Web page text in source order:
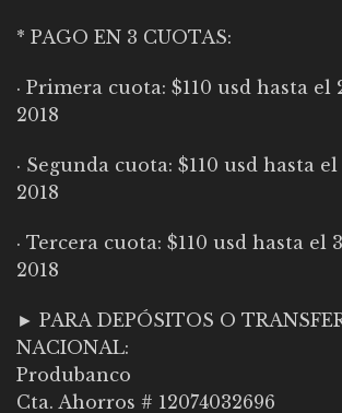
* PAGO EN 3 CUOTAS:
· Primera cuota: $110 usd hasta el
2018
· Segunda cuota: $110 usd hasta
2018
· Tercera cuota: $110 usd hasta el
2018
► PARA DEPÓSITOS O
NACIONAL:
Produbanco
Cta. Ahorros # 12074032696